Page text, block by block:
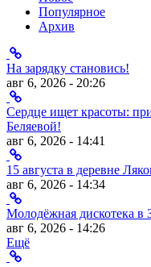
Популярное
Архив
На зарядку становись!
авг 6, 2026 - 20:26
Сердце ищет красоты:
Беляевой!
авг 6, 2026 - 14:41
15 августа в деревне
авг 6, 2026 - 14:34
Молодёжная дискотека в
авг 6, 2026 - 14:26
Ещё